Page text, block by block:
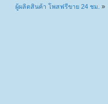
ผู้ผลิตสินค้า โพสฟรีขาย 24 ชม. »